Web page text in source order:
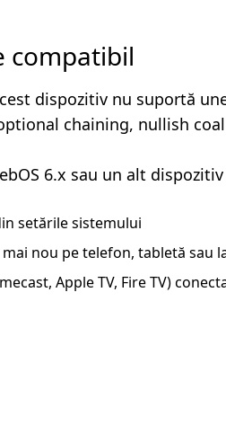
compatibil
dispozitiv nu suportă
chaining, nullish
6.x sau un alt
setările sistemului
nou pe telefon, tabletă sau
Apple TV, Fire TV)